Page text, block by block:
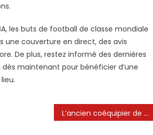
les buts de football de classe mondiale
une couverture en direct, des avis
De plus, restez informé des dernières
maintenant pour bénéficier d’une
L’ancien coéquipier de Lionel Messi à Barcelone serait sur le point de devenir le nouvel entraîneur de l’Inter Miami.